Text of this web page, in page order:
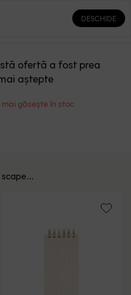
0 0
ofertă a fost prea
aștepte
găsește în stoc
DESCHIDE